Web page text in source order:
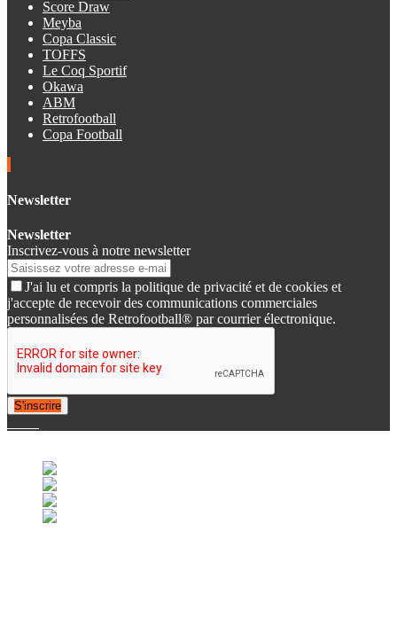
Score Draw
Meyba
Copa Classic
TOFFS
Le Coq Sportif
Okawa
ABM
Retrofootball
Copa Football
Newsletter
Newsletter
Inscrivez-vous à notre newsletter
J'ai lu et compris la politique de privacité et de cookies et
j'accepte de recevoir des communications commerciales
personnalisées de Retrofootball® par courrier électronique.
S'inscrire